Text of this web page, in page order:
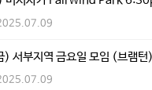
서부지역 금요일 모임 (브램턴)